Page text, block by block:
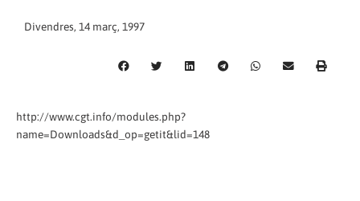
Divendres, 14 març, 1997
http://www.cgt.info/modules.php?
name=Downloads&d_op=getit&lid=148